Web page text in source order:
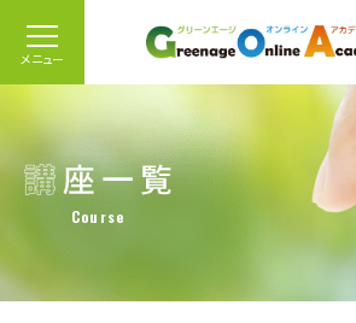
メニュー
Course